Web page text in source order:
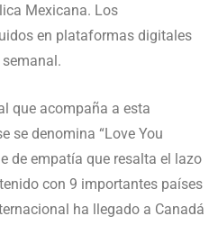
Mexicana. Los
en plataformas digitales
que acompaña a esta
se denomina “Love You
de empatía que resalta el lazo
con 9 importantes países
ha llegado a Canadá